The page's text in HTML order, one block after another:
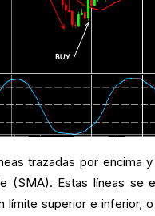
trazadas por encima
(SMA). Estas líneas se
límite superior e inferior,